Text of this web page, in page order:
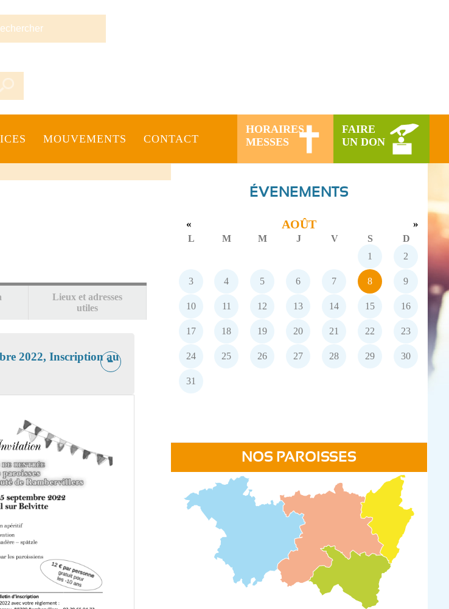
HORAIRES
MESSES
FAIRE
UN DON
MOUVEMENTS CONTACT
Lieux et adresses
utiles
2022, Inscription au
ÉVENEMENTS
AOÛT
« »
L M M J V S
D
1
2
3 4 5 6 7 8 9
10 11 12 13 14 15 16
17 18 19 20 21 22 23
24 25 26 27 28 29 30
31
NOS PAROISSES